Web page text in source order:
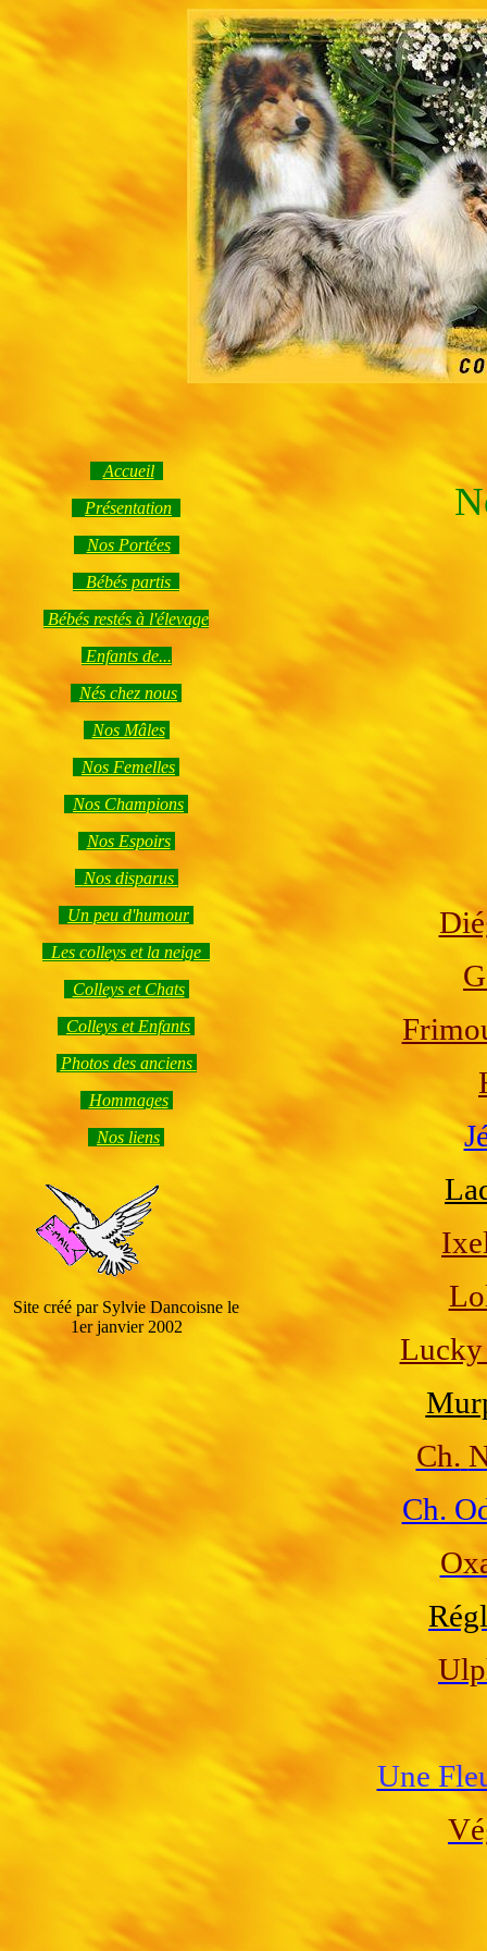
Accueil
Présentation
Nos Portées
Bébés partis
Bébés restés à l'élevage
Enfants de...
Nés chez nous
Nos Mâles
Nos Femelles
Nos Champions
Nos Espoirs
Nos disparus
Un peu d'humour
Les colleys et la neige
Colleys et Chats
Colleys et Enfants
Photos des anciens
Hommages
Nos liens
Site créé par Sylvie Dancoisne le
1er janvier 2002
Lucky
Ch.
Ch.
Une